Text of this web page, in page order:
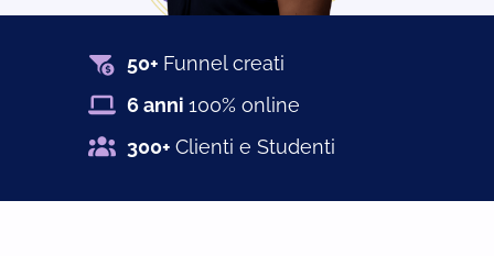
50+ Funnel creati
6 anni 100% online
300+ Clienti e Studenti